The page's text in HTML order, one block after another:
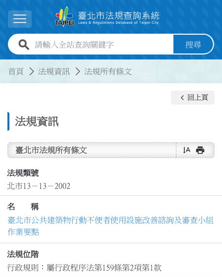
展開選單
全站查詢關鍵字欄位 搜尋
首頁 法規資訊 法規所有條文
法規資訊
keyboard_arrow_left 回上頁
臺北市法規所有條文 text_rotate_vertical print
法規類號
北市13－13－2002
名 稱
臺北市公共建築物行動不便者使用設施改善諮詢及審查小組
作業要點
法規位階
行政規則：屬行政程序法第159條第2項第1款